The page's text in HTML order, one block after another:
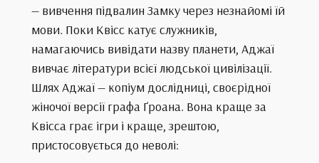
— вивчення підвалин Замку через незнайомі їй
мови. Поки Квісс катує служників,
намагаючись вивідати назву планети, Аджаї
вивчає літератури всієї людської цивілізації.
Шлях Аджаї — копіум дослідниці, своєрідної
жіночої версії графа Ґроана. Вона краще за
Квісса грає ігри і краще, зрештою,
пристосовується до неволі: